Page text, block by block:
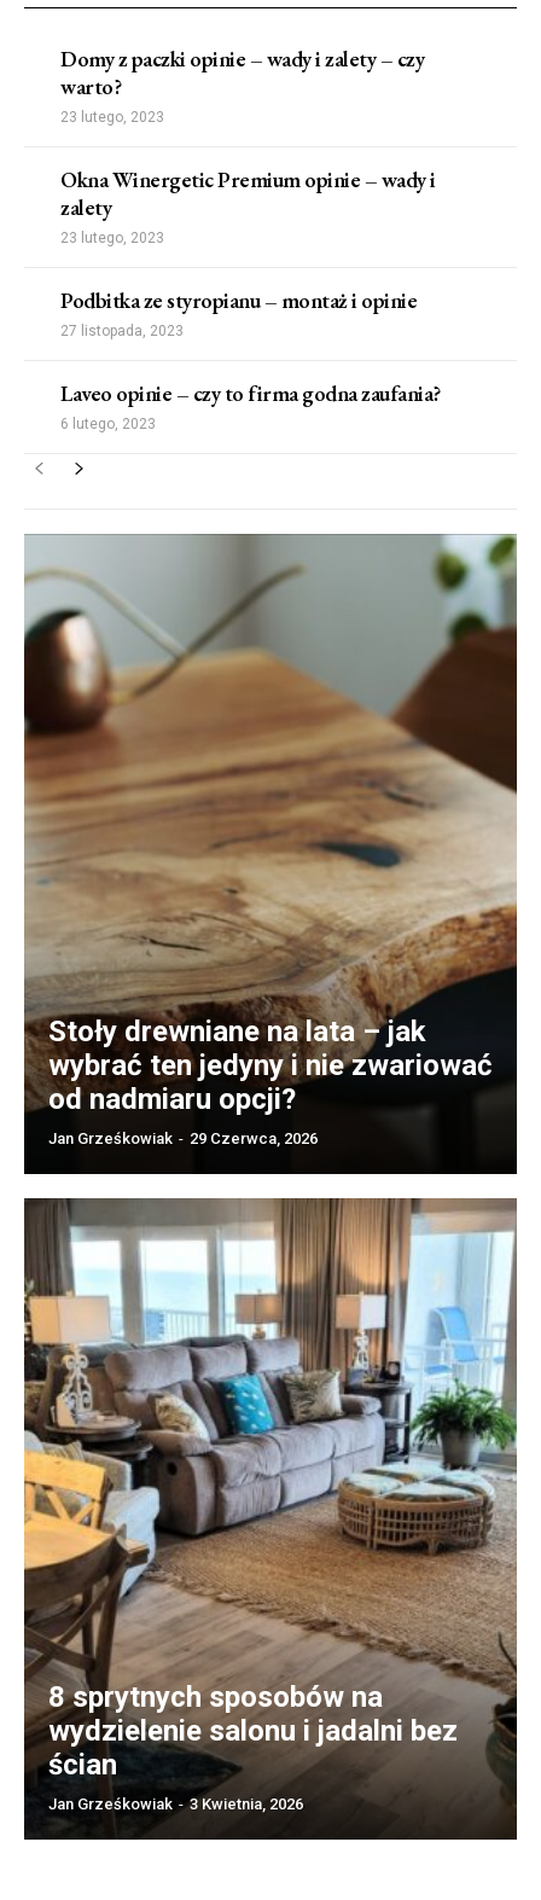
Domy z paczki opinie – wady i zalety – czy
warto?
23 lutego, 2023
Okna Winergetic Premium opinie – wady i
zalety
23 lutego, 2023
Podbitka ze styropianu – montaż i opinie
27 listopada, 2023
Laveo opinie – czy to firma godna zaufania?
6 lutego, 2023
Stoły drewniane na lata – jak
wybrać ten jedyny i nie zwariować
od nadmiaru opcji?
Jan Grześkowiak - 29 Czerwca, 2026
8 sprytnych sposobów na
wydzielenie salonu i jadalni bez
ścian
Jan Grześkowiak - 3 Kwietnia, 2026